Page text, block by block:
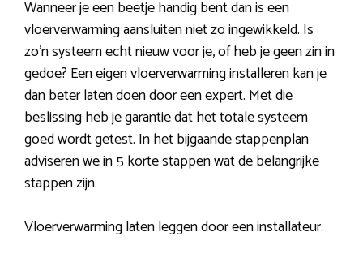
Wanneer je een beetje handig bent dan is een
vloerverwarming aansluiten niet zo ingewikkeld. Is
zo’n systeem echt nieuw voor je, of heb je geen zin in
gedoe? Een eigen vloerverwarming installeren kan je
dan beter laten doen door een expert. Met die
beslissing heb je garantie dat het totale systeem
goed wordt getest. In het bijgaande stappenplan
adviseren we in 5 korte stappen wat de belangrijke
stappen zijn.
Vloerverwarming laten leggen door een installateur.